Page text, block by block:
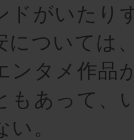
ドがいたり
については
ンタメ作品
もあって、
。